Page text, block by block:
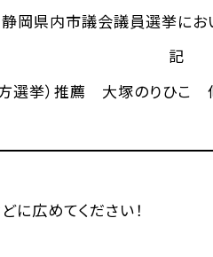
岡県内市議会議員選挙にお
記
選挙）推薦 大塚のりひこ
に広めてください！